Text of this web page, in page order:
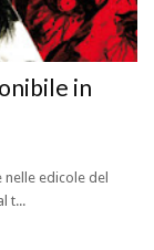
in
edicole del
t...